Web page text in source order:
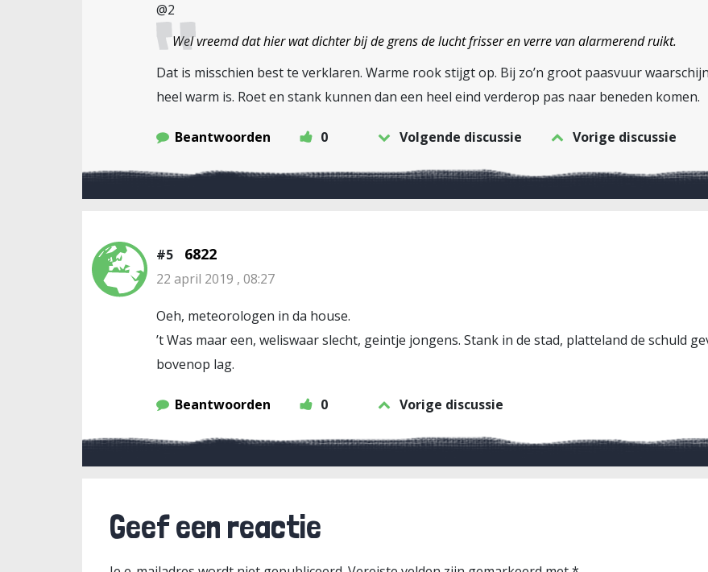
@2
Wel vreemd dat hier wat dichter bij de grens de lucht frisser en verre van alarmerend ruikt.
Dat is misschien best te verklaren. Warme rook stijgt op. Bij zo’n groot paasvuur
heel warm is. Roet en stank kunnen dan een heel eind verderop pas naar beneden komen.
Beantwoorden 0 Volgende discussie Vorige discussie
#5 6822
22 april 2019 , 08:27
Oeh, meteorologen in da house.
’t Was maar een, weliswaar slecht, geintje jongens. Stank in de stad, platteland de schuld
bovenop lag.
Beantwoorden 0 Vorige discussie
Geef een reactie